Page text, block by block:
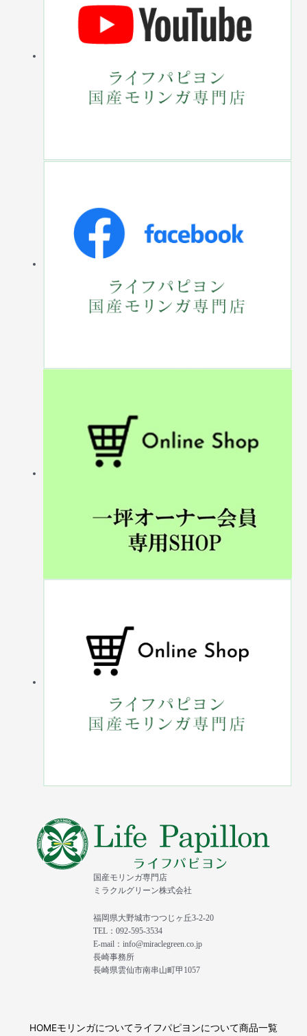
国産モリンガ専門店
ミラクルグリーン株式会社
福岡県大野城市つつじヶ丘3-2-20
TEL：092-595-3534
E-mail：info@miraclegreen.co.jp
長崎事務所
長崎県雲仙市南串山町甲1057
HOMEモリンガについてライフパピヨンについて商品一覧